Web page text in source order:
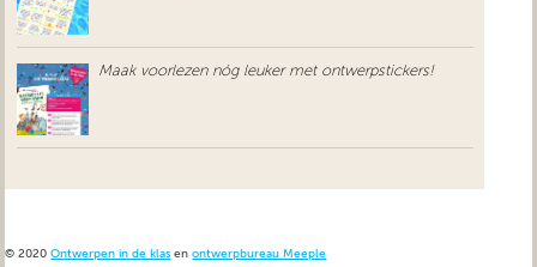
Maak voorlezen nóg leuker met ontwerpstickers!
© 2020Ontwerpen in de klas enontwerpbureau Meeple